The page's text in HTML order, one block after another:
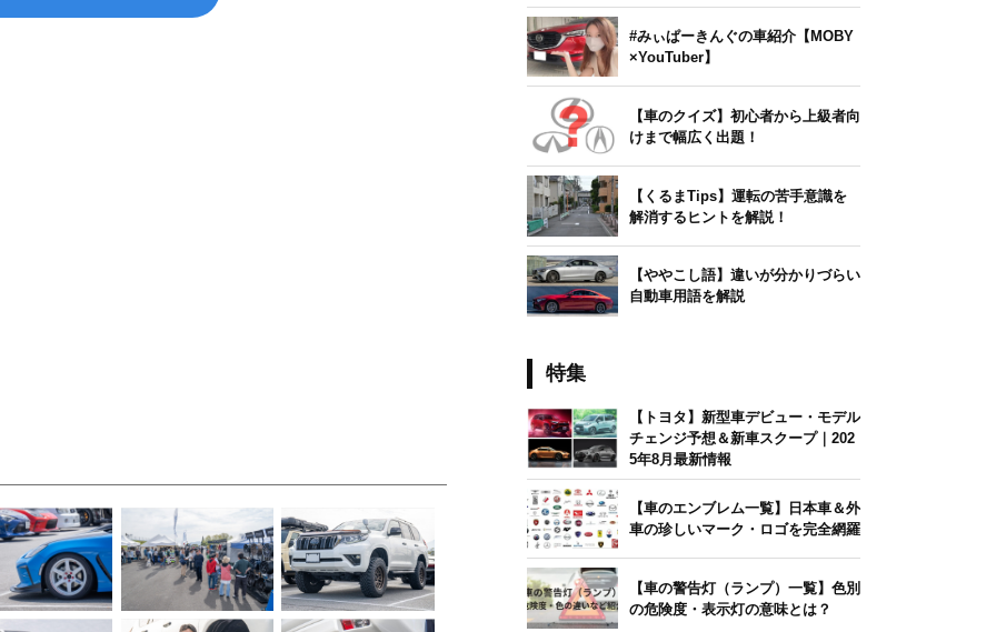
#みぃぱーきんぐの車紹介【MOBY
×YouTuber】
【車のクイズ】初心者から上級者向
けまで幅広く出題！
【くるまTips】運転の苦手意識を
解消するヒントを解説！
【ややこし語】違いが分かりづらい
自動車用語を解説
特集
【トヨタ】新型車デビュー・モデル
チェンジ予想＆新車スクープ｜202
5年8月最新情報
【車のエンブレム一覧】日本車＆外
車の珍しいマーク・ロゴを完全網羅
【車の警告灯（ランプ）一覧】色別
の危険度・表示灯の意味とは？